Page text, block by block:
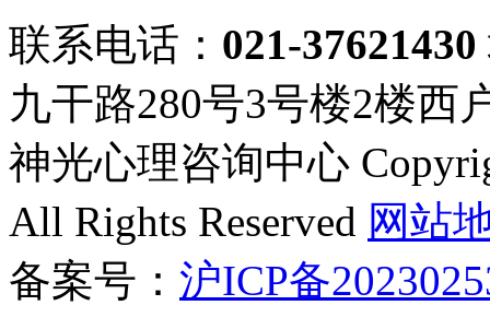
联系电话： 021-37621430
九干路280号3号楼2楼西
神光心理咨询中心
All Rights Reserved 网站
备案号： 沪ICP备